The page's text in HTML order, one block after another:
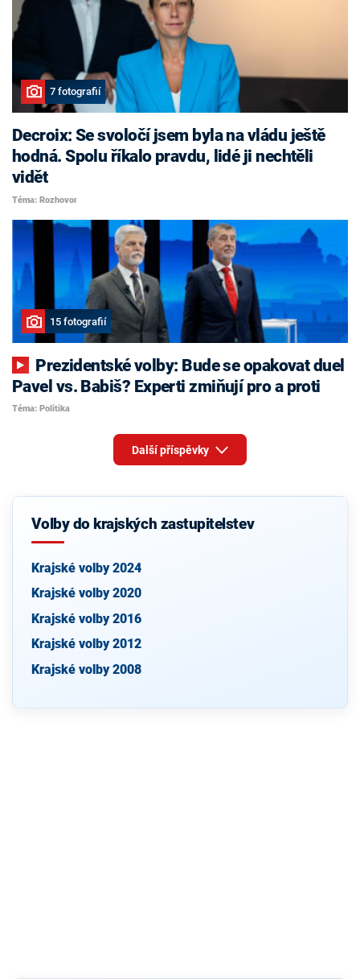
7 fotografií
Decroix: Se svoločí jsem byla na vládu ještě
hodná. Spolu říkalo pravdu, lidé ji nechtěli
vidět
Téma: Rozhovor
15 fotografií
Pavel vs. Babiš? Experti zmiňují pro a proti
Téma: Politika
Další příspěvky
Volby do krajských zastupitelstev
Krajské volby 2024
Krajské volby 2020
Krajské volby 2016
Krajské volby 2012
Krajské volby 2008